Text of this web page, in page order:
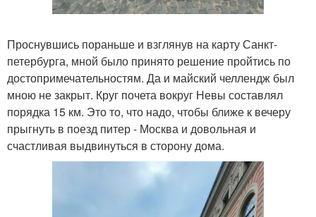
Проснувшись пораньше и взглянув на карту Санкт-
петербурга, мной было принято решение пройтись по
достопримечательностям. Да и майский челлендж был
мною не закрыт. Круг почета вокруг Невы составлял
порядка 15 км. Это то, что надо, чтобы ближе к вечеру
прыгнуть в поезд питер - Москва и довольная и
счастливая выдвинуться в сторону дома.